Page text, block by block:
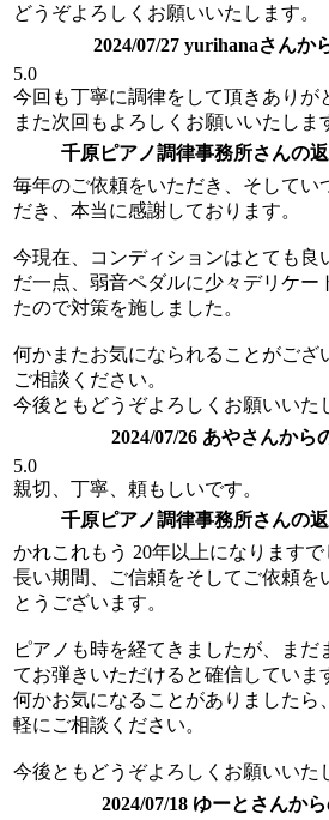
どうぞよろしくお願いいたします。
2024/07/27 yurihanaさんか
5.0
今回も丁寧に調律をして頂きありが
また次回もよろしくお願いいたしま
千原ピアノ調律事務所さんの
毎年のご依頼をいただき、そしてい
だき、本当に感謝しております。
今現在、コンディションはとても良
だ一点、弱音ペダルに少々デリケー
たので対策を施しました。
何かまたお気になられることがござ
ご相談ください。
今後ともどうぞよろしくお願いいた
2024/07/26 あやさんから
5.0
親切、丁寧、頼もしいです。
千原ピアノ調律事務所さんの
かれこれもう 20年以上になりますで
長い期間、ご信頼をそしてご依頼を
とうございます。
ピアノも時を経てきましたが、まだ
てお弾きいただけると確信していま
何かお気になることがありましたら
軽にご相談ください。
今後ともどうぞよろしくお願いいた
2024/07/18 ゆーとさんか